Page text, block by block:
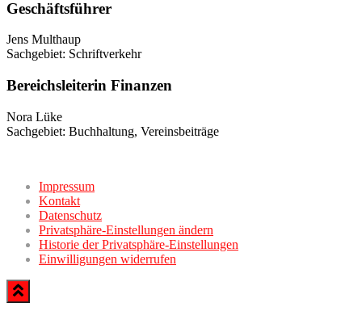
Geschäftsführer
Jens Multhaup
Sachgebiet: Schriftverkehr
Bereichsleiterin Finanzen
Nora Lüke
Sachgebiet: Buchhaltung, Vereinsbeiträge
Impressum
Kontakt
Datenschutz
Privatsphäre-Einstellungen ändern
Historie der Privatsphäre-Einstellungen
Einwilligungen widerrufen